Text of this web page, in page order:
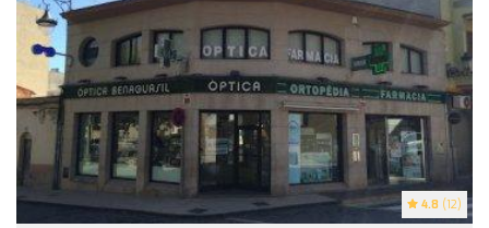
4.8 (12)